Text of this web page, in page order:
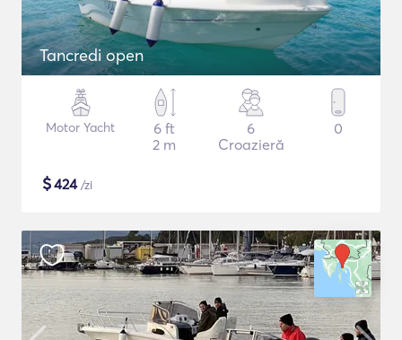
Tancredi open
Motor Yacht
6 ft
2 m
6
Croazieră
0
$424/zi